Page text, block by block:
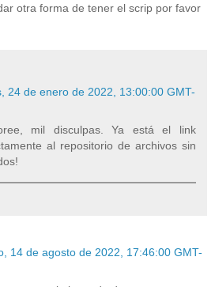
otra forma de tener el scrip por favor
24 de enero de 2022, 13:00:00 GMT-
mil disculpas. Ya está el link
al repositorio de archivos sin
14 de agosto de 2022, 17:46:00 GMT-